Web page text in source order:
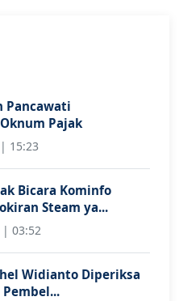
Pancawati
Pajak
15:23
Bicara Kominfo
Steam ya...
| 03:52
Widianto Diperiksa